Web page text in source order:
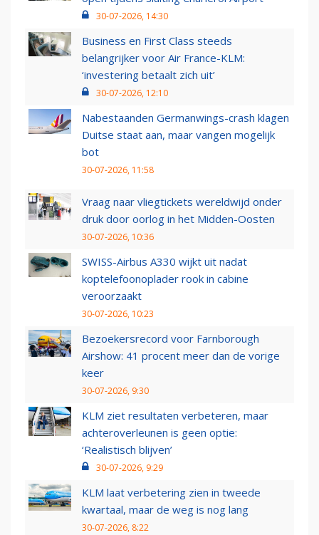
30-07-2026, 14:30
Business en First Class steeds
belangrijker voor Air France-KLM:
‘investering betaalt zich uit’
30-07-2026, 12:10
Nabestaanden Germanwings-crash klagen
Duitse staat aan, maar vangen mogelijk
bot
30-07-2026, 11:58
Vraag naar vliegtickets wereldwijd onder
druk door oorlog in het Midden-Oosten
30-07-2026, 10:36
SWISS-Airbus A330 wijkt uit nadat
koptelefoonoplader rook in cabine
veroorzaakt
30-07-2026, 10:23
Bezoekersrecord voor Farnborough
Airshow: 41 procent meer dan de vorige
keer
30-07-2026, 9:30
KLM ziet resultaten verbeteren, maar
achteroverleunen is geen optie:
‘Realistisch blijven’
30-07-2026, 9:29
KLM laat verbetering zien in tweede
kwartaal, maar de weg is nog lang
30-07-2026, 8:22